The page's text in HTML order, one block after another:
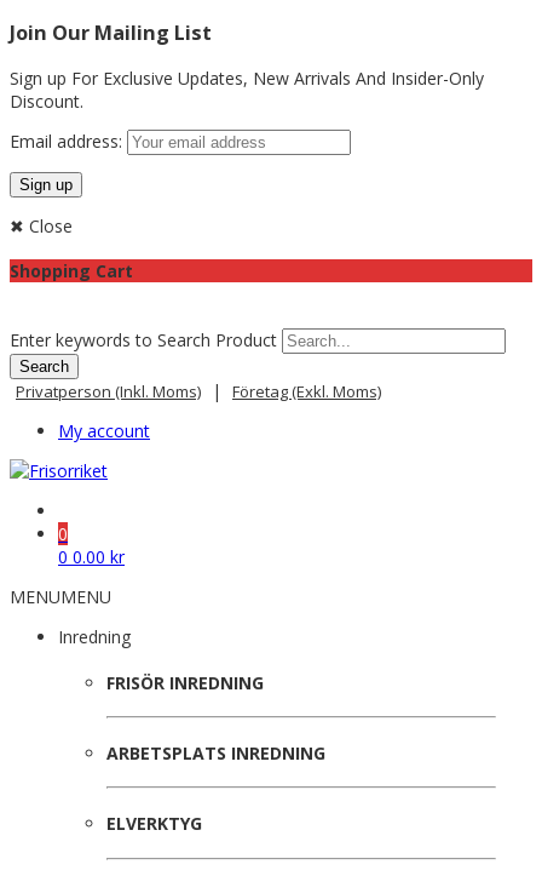
Join Our Mailing List
Sign up For Exclusive Updates, New Arrivals And Insider-Only
Discount.
Email address:
✖ Close
Shopping Cart
Enter keywords to Search Product
Privatperson (inkl. Moms) | Företag (exkl. Moms)
My account
0
0 0.00 kr
MENUMENU
Inredning
FRISÖR INREDNING
ARBETSPLATS INREDNING
ELVERKTYG